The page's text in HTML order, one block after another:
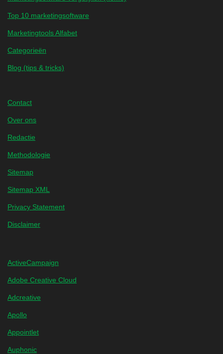
Top 10 marketingsoftware
Marketingtools Alfabet
Categorieën
Blog (tips & tricks)
Contact
Over ons
Redactie
Methodologie
Sitemap
Sitemap XML
Privacy Statement
Disclaimer
ActiveCampaign
Adobe Creative Cloud
Adcreative
Apollo
Appointlet
Auphonic